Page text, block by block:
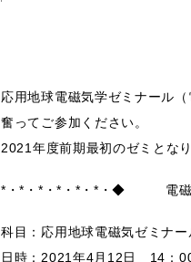
応用地球電磁気学ゼミナール
奮ってご参加ください。
2021年度前期最初のゼミとな
*・*・*・*・*・*・◆ 電
科目：応用地球電磁気ゼミナー
日時：2021年4月12日 14：